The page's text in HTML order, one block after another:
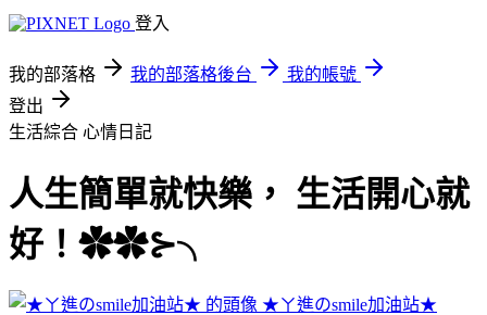
登入
我的部落格 我的部落格後台
我的帳號
登出
生活綜合 心情日記
人生簡單就快樂， 生活開心就
好！✿✿⊱╮
★ㄚ進のsmile加油站★